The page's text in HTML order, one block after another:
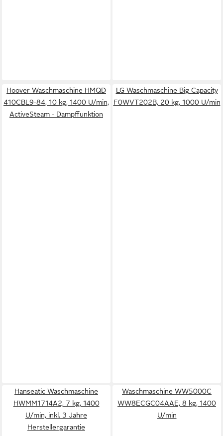
Hoover Waschmaschine HMQD
410CBL9-84, 10 kg, 1400 U/min,
ActiveSteam - Dampffunktion
LG Waschmaschine Big Capacity
F0WVT202B, 20 kg, 1000 U/min
Hanseatic Waschmaschine
HWMM1714A2, 7 kg, 1400
U/min, inkl. 3 Jahre
Herstellergarantie
Waschmaschine WW5000C
WW8ECGC04AAE, 8 kg, 1400
U/min